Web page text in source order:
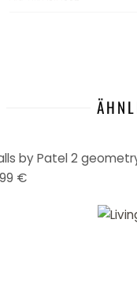
by Patel 2
€